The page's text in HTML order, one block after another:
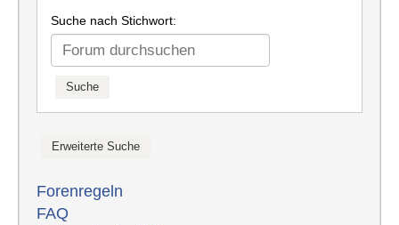
Suche nach Stichwort:
Forenregeln
FAQ